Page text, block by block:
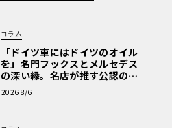
コラム
「ドイツ車にはドイツのオイル
を」名門フックスとメルセデス
の深い縁。名店が推す公認の安
心と、Cクラスで味わうシルキー
な走り〈PR〉
2026 8/6